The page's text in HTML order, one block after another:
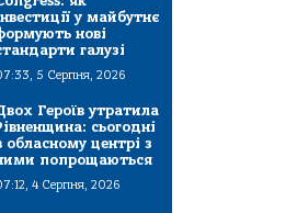
у майбутнє
нові
галузі
5 Серпня, 2026
Героїв утратила
сьогодні
обласному центрі з
попрощаються
4 Серпня, 2026